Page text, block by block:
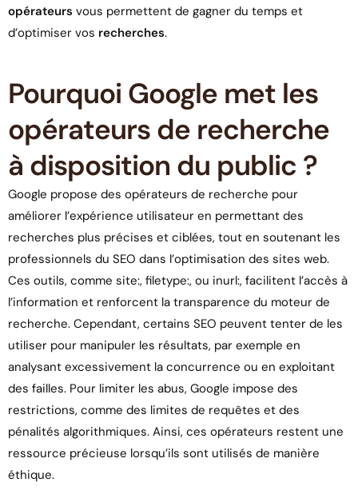
opérateurs vous permettent de gagner du temps et
d’optimiser vos recherches.
Pourquoi Google met les
opérateurs de recherche
à disposition du public ?
Google propose des opérateurs de recherche pour
améliorer l’expérience utilisateur en permettant des
recherches plus précises et ciblées, tout en soutenant les
professionnels du SEO dans l’optimisation des sites web.
Ces outils, comme site:, filetype:, ou inurl:, facilitent l’accès à
l’information et renforcent la transparence du moteur de
recherche. Cependant, certains SEO peuvent tenter de les
utiliser pour manipuler les résultats, par exemple en
analysant excessivement la concurrence ou en exploitant
des failles. Pour limiter les abus, Google impose des
restrictions, comme des limites de requêtes et des
pénalités algorithmiques. Ainsi, ces opérateurs restent une
ressource précieuse lorsqu’ils sont utilisés de manière
éthique.